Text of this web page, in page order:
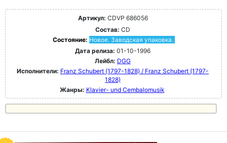
Артикул: CDVP 686056
Состав: CD
Состояние: Новое. Заводская упаковка.
Дата релиза: 01-10-1996
Лейбл: DGG
Исполнители: Franz Schubert (1797-1828) / Franz Schubert (1797-
1828)
Жанры: Klavier- und Cembalomusik